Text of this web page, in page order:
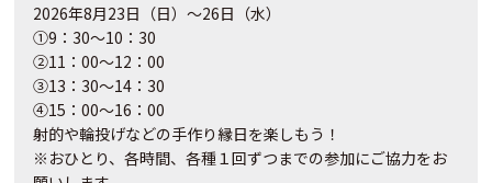
2026年8月23日（日）～26日（水）
①9：30～10：30
②11：00～12：00
③13：30～14：30
④15：00～16：00
射的や輪投げなどの手作り縁日を楽しもう！
※おひとり、各時間、各種１回ずつまでの参加にご協力をお